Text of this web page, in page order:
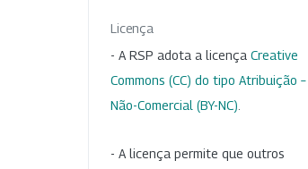
Licença
- A RSP adota a licença Creative
Commons (CC) do tipo Atribuição –
Não-Comercial (BY-NC)
- A licença permite que outros